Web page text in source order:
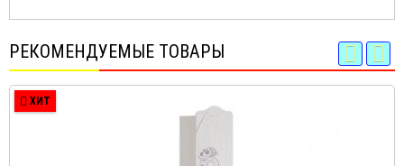
РЕКОМЕНДУЕМЫЕ ТОВАРЫ
ХИТ